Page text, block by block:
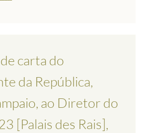
carta do
da República,
ao Diretor do
[Palais des Rais],